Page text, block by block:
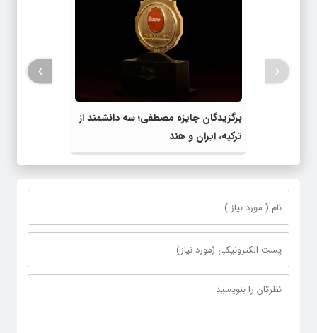
برگزیدگان جایزه مصطفی؛ سه دانشمند از
ترکیه، ایران و هند
‹
›